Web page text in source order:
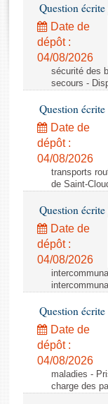
Rapports
Rapports sur
Baromètre de
Dossiers
Budget et
Questions écrites
Comptes rendus
Question
Date de
dépôt :
04/08/2026
sécurité des
secours -
Question
Date de
dépôt :
04/08/2026
transports
de Saint-
Question
Date de
dépôt :
04/08/2026
Question
Date de
dépôt :
04/08/2026
maladies -
charge des